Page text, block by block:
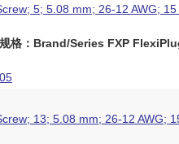
5; 5.08 mm; 26-12 AWG; 15
格：Brand/Series FXP
13; 5.08 mm; 26-12 AWG;